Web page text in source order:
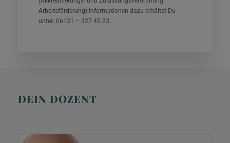
Arbeitsförderung) Informationen dazu erhältst Du
unter: 06131 – 327 45 23.
DEIN DOZENT